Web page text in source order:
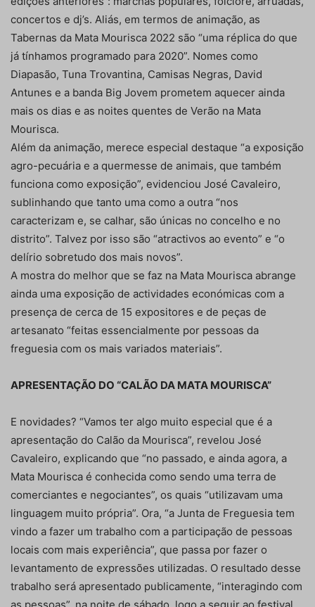
concertos e dj’s. Aliás, em termos de animação, as
Tabernas da Mata Mourisca 2022 são “uma réplica do que
já tínhamos programado para 2020”. Nomes como
Diapasão, Tuna Trovantina, Camisas Negras, David
Antunes e a banda Big Jovem prometem aquecer ainda
mais os dias e as noites quentes de Verão na Mata
Mourisca.
Além da animação, merece especial destaque “a exposição
agro-pecuária e a quermesse de animais, que também
funciona como exposição”, evidenciou José Cavaleiro,
sublinhando que tanto uma como a outra “nos
caracterizam e, se calhar, são únicas no concelho e no
distrito”. Talvez por isso são “atractivos ao evento” e “o
delírio sobretudo dos mais novos”.
A mostra do melhor que se faz na Mata Mourisca abrange
ainda uma exposição de actividades económicas com a
presença de cerca de 15 expositores e de peças de
artesanato “feitas essencialmente por pessoas da
freguesia com os mais variados materiais”.
APRESENTAÇÃO DO “CALÃO DA MATA MOURISCA”
E novidades? “Vamos ter algo muito especial que é a
apresentação do Calão da Mourisca”, revelou José
Cavaleiro, explicando que “no passado, e ainda agora, a
Mata Mourisca é conhecida como sendo uma terra de
comerciantes e negociantes”, os quais “utilizavam uma
linguagem muito própria”. Ora, “a Junta de Freguesia tem
vindo a fazer um trabalho com a participação de pessoas
locais com mais experiência”, que passa por fazer o
levantamento de expressões utilizadas. O resultado desse
trabalho será apresentado publicamente, “interagindo com